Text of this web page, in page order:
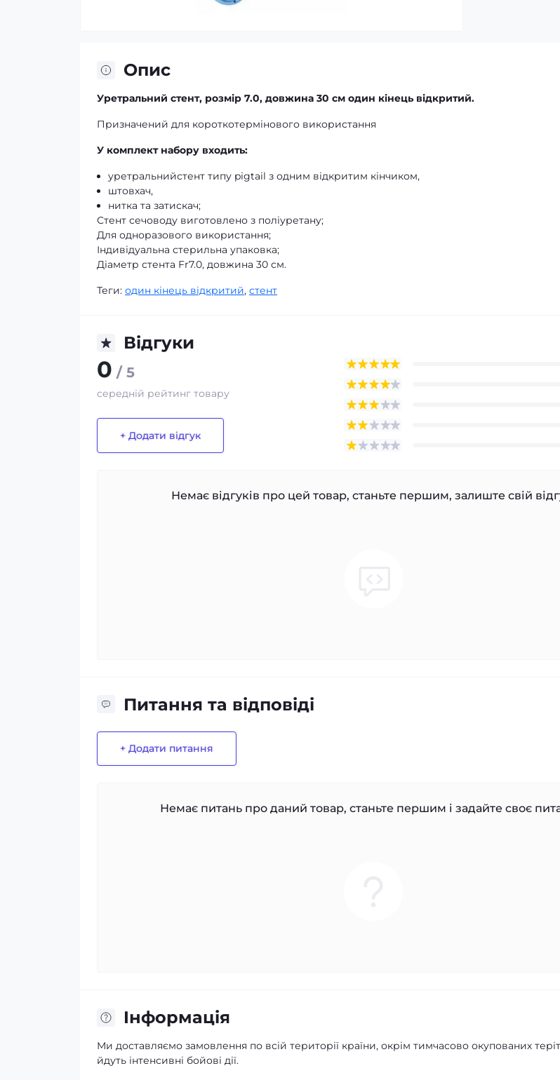
Опис
Уретральний стент, розмір 7.0, довжина 30 см один кінець відкритий.
Призначений для короткотермінового використання
У комплект набору входить:
уретральнийстент типу pigtail з одним відкритим кінчиком,
штовхач,
нитка та затискач;
Стент сечоводу виготовлено з поліуретану;
Для одноразового використання;
Індивідуальна стерильна упаковка;
Діаметр стента Fr7.0, довжина 30 см.
Теги: один кінець відкритий, стент
Відгуки
0 / 5
середній рейтинг товару
+ Додати відгук
Немає відгуків про цей товар, станьте першим, залиште свій
Питання та відповіді
+ Додати питання
Немає питань про даний товар, станьте першим і задайте своє
Iнформація
Ми доставляємо замовлення по всій території країни, окрім тимчасово окупованих
йдуть інтенсивні бойові дії.